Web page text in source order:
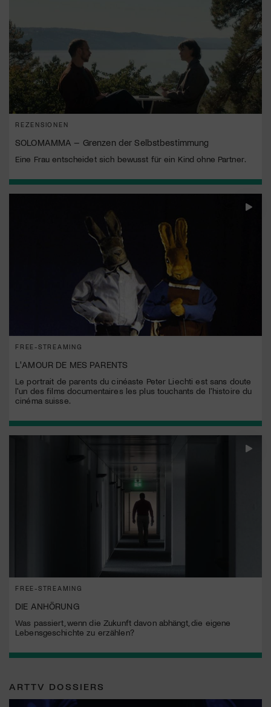
REZENSIONEN
SOLOMAMMA – Grenzen der Selbstbestimmung
Eine Frau entscheidet sich bewusst für ein Kind ohne Partner.
FREE-STREAMING
L'AMOUR DE MES PARENTS
Le portrait de parents du cinéaste Peter Liechti est sans doute
l'un des films documentaires les plus touchants de l'histoire du
cinéma suisse.
FREE-STREAMING
DIE ANHÖRUNG
Was passiert, wenn die Zukunft davon abhängt, die eigene
Lebensgeschichte zu erzählen?
ARTTV DOSSIERS